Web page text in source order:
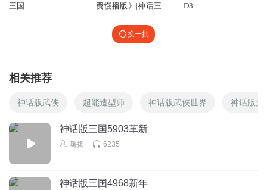
三国
费慢播版》|神话三
D3
换一批
相关推荐
神话版武侠 超能造型师 神话版武侠世界 神话版大
神话版三国5903革新
嗨扬 6235
神话版三国4968新年